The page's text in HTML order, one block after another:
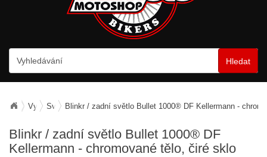
Hledat
Vybavení motocyklu
SvětlaBlinkr / zadní světlo Bullet 1000® DF Kellermann -
Blinkr / zadní světlo Bullet 1000® DF
Kellermann - chromované tělo, čiré sklo